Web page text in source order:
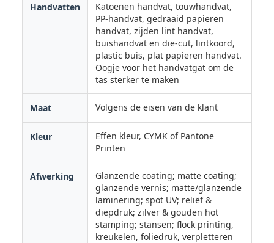
Handvatten
Katoenen handvat, touwhandvat,
PP-handvat, gedraaid papieren
handvat, zijden lint handvat,
buishandvat en die-cut, lintkoord,
plastic buis, plat papieren handvat.
Oogje voor het handvatgat om de
tas sterker te maken
Maat Volgens de eisen van de klant
Kleur
Effen kleur, CYMK of Pantone
Printen
Afwerking
Glanzende coating; matte coating;
glanzende vernis; matte/glanzende
laminering; spot UV; reliëf &
diepdruk; zilver & gouden hot
stamping; stansen; flock printing,
kreukelen, foliedruk, verpletteren